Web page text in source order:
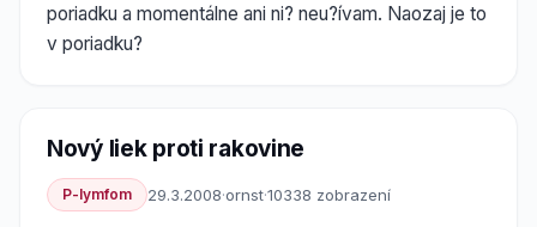
poriadku a momentálne ani ni? neu?ívam. Naozaj je to
v poriadku?
Nový liek proti rakovine
P-lymfom 29.3.2008·ornst·10338 zobrazení